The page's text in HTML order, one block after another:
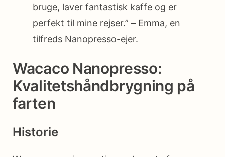
bruge, laver fantastisk kaffe og er
perfekt til mine rejser.” – Emma, en
tilfreds Nanopresso-ejer.
Wacaco Nanopresso:
Kvalitetshåndbrygning på
farten
Historie